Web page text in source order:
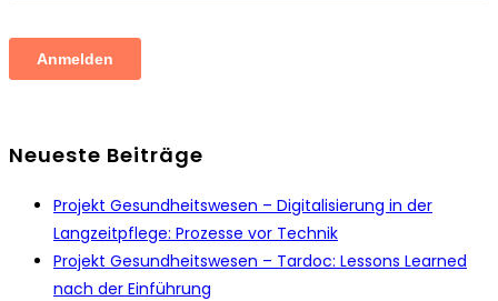
Neueste Beiträge
Projekt Gesundheitswesen – Digitalisierung in der
Langzeitpflege: Prozesse vor Technik
Projekt Gesundheitswesen – Tardoc: Lessons Learned
nach der Einführung